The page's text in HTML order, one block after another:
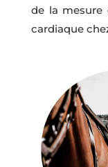
de la mesure
cardiaque